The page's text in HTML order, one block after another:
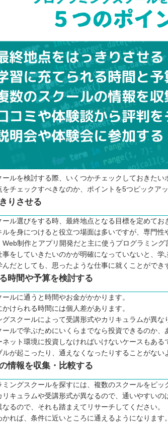
グスクールに通う5つのメリット
に役立つスキルを効率よく学べる
に学習をサポートしてもらえる
グラミング学習の習慣を身につけられる
や転職をサポートしてもらえることも
ングスクールに通う3つのデメリット
に必要な費用が高め
できる期間に限りがある
ールによっては学びたい内容がない
グラミング言語を学ぶのが良いのか
と大人向けにプログラミングスクールに違いはある
ラミングスクールに通える制度
実践教育訓練
一般教育訓練
教育訓練
グスクールで挫折しないために
向けのおすすめプログラミングスクール6選
I.S.（テックアイエス）
ーマンアカデミー神戸三宮校
（テックアカデミー）
（コードキャンプ）
ども向けのおすすめプログラミングスクール4選
キッズプログラミングスクール
（プログラボ）
タープログラミングスクール
に合ったプログラミングスクールを見つけよう
ルを検討する際、いくつかチェックしておきたい
をチェックすべきなのか、ポイントを5つピックア
りさせる
ル選びをする時、最終地点となる目標を定めてお
を身につけると役立つ場面は多いですが、専門性
制作とアプリ開発だと主に使うプログラミング
事をしていきたいのかが明確になっていないと、学
んだとしても、思ったような仕事に就くことができ
時間や予算を検討する
ルに通うと時間やお金がかかります。
けられる時間には個人差があります。
グスクールによって受講形式やカリキュラムが異な
ルで学ぶためにいくらまでなら投資できるのか、
ット環境に投資しなければいけないケースもある
が起こったり、通えなくなったりすることがない
情報を収集・比較する
ミングスクールを探すには、複数のスクールをピッ
リキュラムや受講形式が異なるので、通いやすいの
るので、それも踏まえてリサーチしてください。
かれば、条件に近いところに通えるようになります